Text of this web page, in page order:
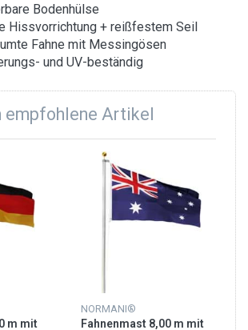
Bodenhülse
Hissvorrichtung + reißfestem Seil
Fahne mit Messingösen
und UV-beständig
Artikel
m mit
NORMANI®
Fahnenmast 8,00 m mit